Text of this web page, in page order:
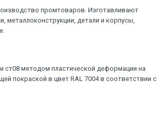
промтоваров. Изготавливают
металлоконструкции, детали и корпусы,
ст08 методом пластической деформации на
покраской в цвет RAL 7004 в соответствии с